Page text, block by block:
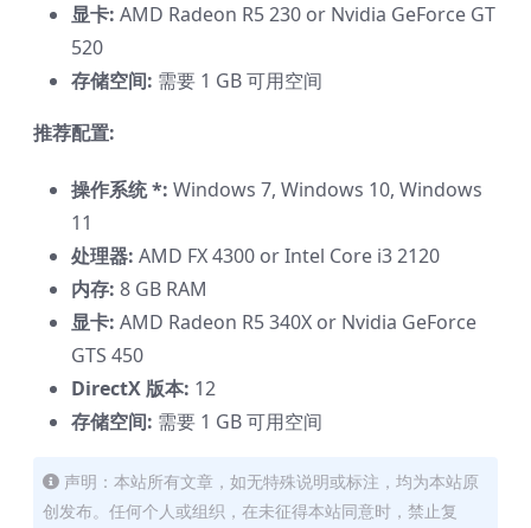
显卡: AMD Radeon R5 230 or Nvidia GeForce GT
520
存储空间: 需要 1 GB 可用空间
推荐配置:
操作系统 *: Windows 7, Windows 10, Windows
11
处理器: AMD FX 4300 or Intel Core i3 2120
内存: 8 GB RAM
显卡: AMD Radeon R5 340X or Nvidia GeForce
GTS 450
DirectX 版本: 12
存储空间: 需要 1 GB 可用空间
声明：本站所有文章，如无特殊说明或标注，均为本站原
创发布。任何个人或组织，在未征得本站同意时，禁止复